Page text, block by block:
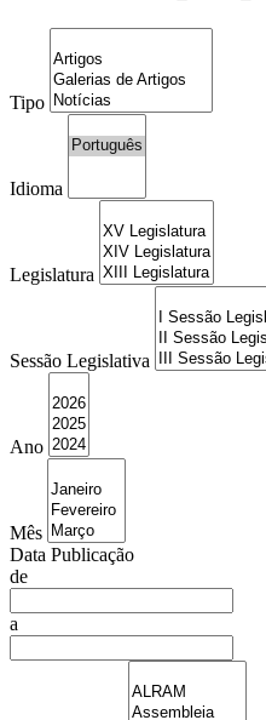
Tipo
Idioma
Legislatura
Sessão Legislativa
Ano
Mês
Data Publicação
de
a